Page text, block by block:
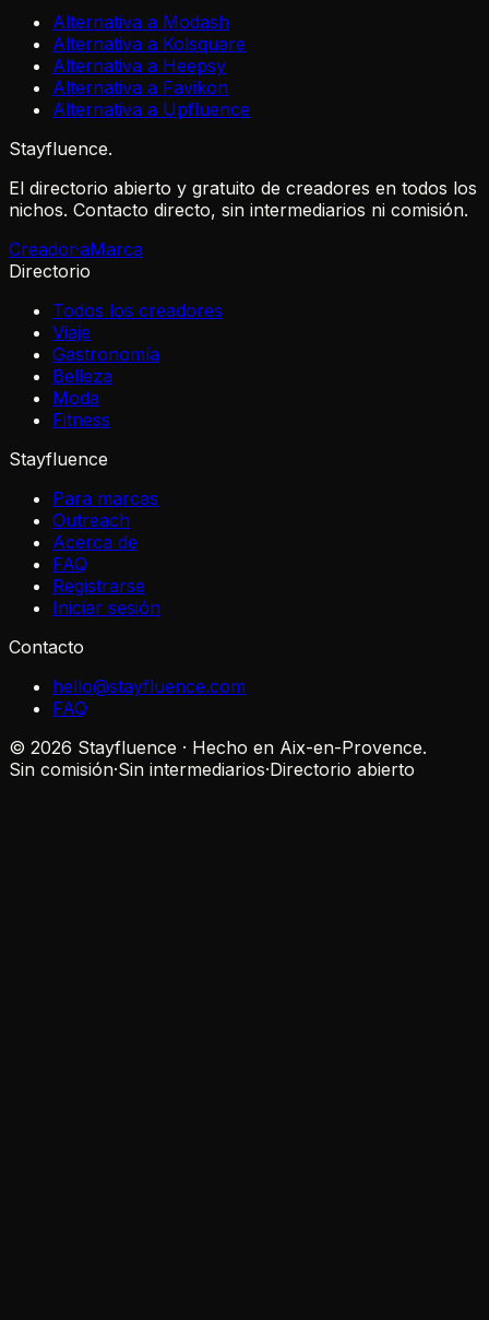
Alternativa a Modash
Alternativa a Kolsquare
Alternativa a Heepsy
Alternativa a Favikon
Alternativa a Upfluence
Stayfluence.
El directorio abierto y gratuito de creadores en todos los
nichos. Contacto directo, sin intermediarios ni comisión.
Creador·aMarca
Directorio
Todos los creadores
Viaje
Gastronomía
Belleza
Moda
Fitness
Stayfluence
Para marcas
Outreach
Acerca de
FAQ
Registrarse
Iniciar sesión
Contacto
hello@stayfluence.com
FAQ
© 2026 Stayfluence · Hecho en Aix-en-Provence.
Sin comisión·Sin intermediarios·Directorio abierto